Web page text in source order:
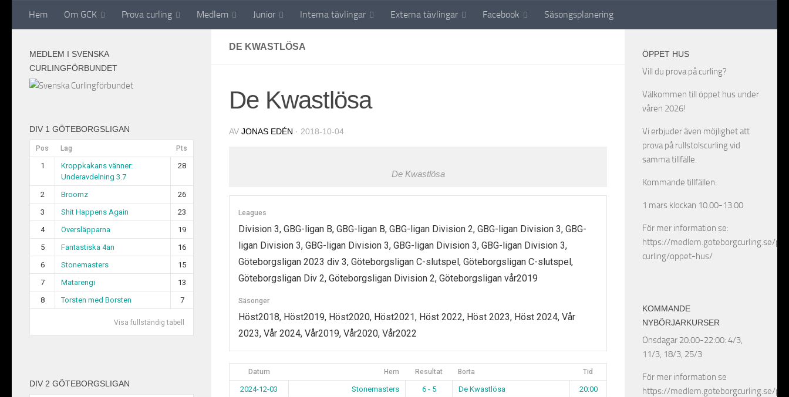
Hoppa till innehåll
Hem Om GCK Prova curling Medlem Junior Interna tävlingar Externa tävlingar Facebook Säsongsplanering
DE KWASTLÖSA
De Kwastlösa
AV JONAS EDÉN · 2018-10-04
De Kwastlösa
Leagues
Division 3, GBG-ligan B, GBG-ligan B, GBG-ligan Division 2, GBG-ligan Division 3, GBG-
ligan Division 3, GBG-ligan Division 3, GBG-ligan Division 3, GBG-ligan Division 3,
Göteborgsligan 2023 div 3, Göteborgsligan C-slutspel, Göteborgsligan C-slutspel,
Göteborgsligan Div 2, Göteborgsligan Division 2, Göteborgsligan vår2019
Säsonger
Höst2018, Höst2019, Höst2020, Höst2021, Höst 2022, Höst 2023, Höst 2024, Vår
2023, Vår 2024, Vår2019, Vår2020, Vår2022
Datum Hem Resultat Borta Tid
2024-12-03 Stonemasters 6 - 5 De Kwastlösa
20:00
MEDLEM I SVENSKA
CURLINGFÖRBUNDET
DIV 1 GÖTEBORGSLIGAN
Pos Lag Pts
1
Kroppkakans vänner:
Underavdelning 3.7
28
2 Broomz
26
3
Shit Happens Again
23
4
Översläpparna
19
5
Fantastiska 4an
16
6
Stonemasters
15
7
Matarengi
13
8
Torsten med Borsten 7
Visa fullständig tabell
DIV 2 GÖTEBORGSLIGAN
ÖPPET HUS
Vill du prova på curling?
Välkommen till öppet hus under
våren 2026!
Vi erbjuder även möjlighet att
prova på rullstolscurling vid
samma tillfälle.
Kommande tillfällen:
1 mars klockan 10.00-13.00
För mer information se:
https://medlem.goteborgcurling.se/
curling/oppet-hus/
KOMMANDE
NYBÖRJARKURSER
Onsdagar 20.00-22:00: 4/3,
11/3, 18/3, 25/3
För mer information se
https://medlem.goteborgcurling.se/